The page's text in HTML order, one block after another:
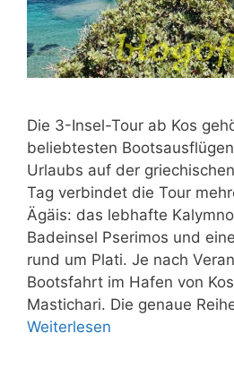
Die 3-Insel-Tour ab Kos
beliebtesten
Urlaubs auf der
Tag verbindet die Tour
Ägäis: das lebhafte
Badeinsel Pserimos und
rund um Plati. Je nach
Bootsfahrt im Hafen von
Mastichari. Die genaue
Weiterlesen